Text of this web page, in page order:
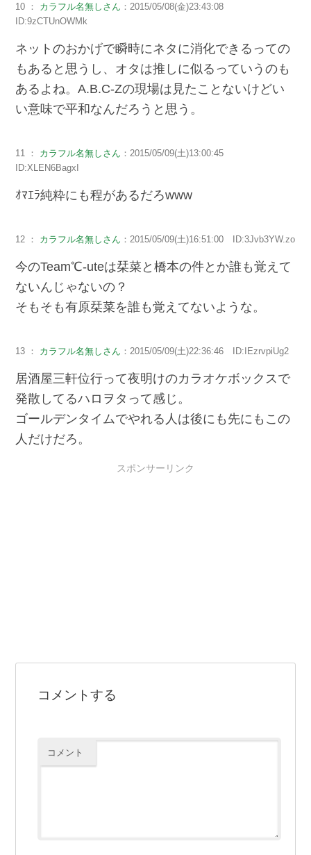
10 ： カラフル名無しさん ：2015/05/08(金)23:43:08
ID:9zCTUnOWMk
ネットのおかげで瞬時にネタに消化できるっての
もあると思うし、オタは推しに似るっていうのも
あるよね。A.B.C-Zの現場は見たことないけどい
い意味で平和なんだろうと思う。
11 ： カラフル名無しさん ：2015/05/09(土)13:00:45
ID:XLEN6BagxI
ｵﾏｴﾗ純粋にも程があるだろwww
12 ： カラフル名無しさん ：2015/05/09(土)16:51:00 ID:3Jvb3YW.zo
今のTeam℃-uteは栞菜と橋本の件とか誰も覚えて
ないんじゃないの？
そもそも有原栞菜を誰も覚えてないような。
13 ： カラフル名無しさん ：2015/05/09(土)22:36:46 ID:IEzrvpiUg2
居酒屋三軒位行って夜明けのカラオケボックスで
発散してるハロヲタって感じ。
ゴールデンタイムでやれる人は後にも先にもこの
人だけだろ。
スポンサーリンク
コメントする
コメント